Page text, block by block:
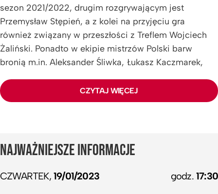
sezon 2021/2022, drugim rozgrywającym jest
Przemysław Stępień, a z kolei na przyjęciu gra
również związany w przeszłości z Treflem Wojciech
Żaliński. Ponadto w ekipie mistrzów Polski barw
bronią m.in. Aleksander Śliwka, Łukasz Kaczmarek,
walka o ligowe punkty!CZYTAJ WIĘCEJ
NAJWAŻNIEJSZE INFORMACJE
CZWARTEK, 19/01/2023 godz. 17:30